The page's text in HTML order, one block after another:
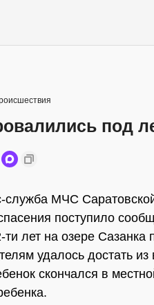
под
служба МЧС
поступило
ти лет на озере
удалось достать
скончался в